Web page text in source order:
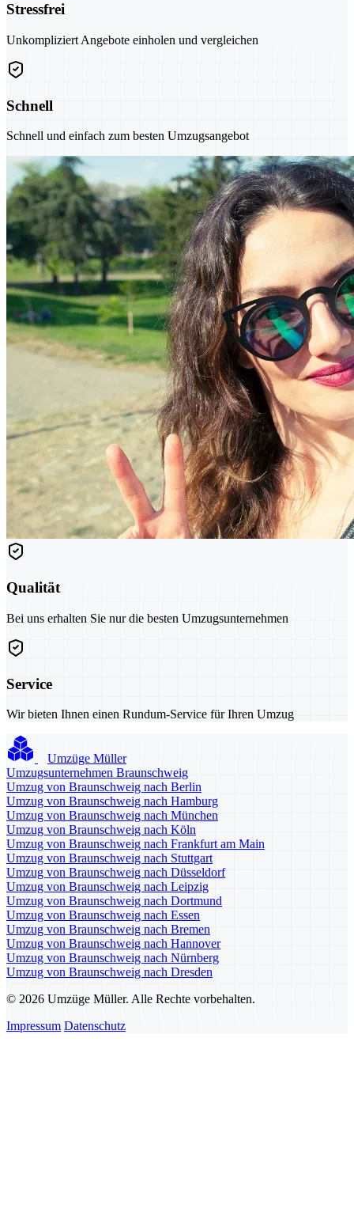
Stressfrei
Unkompliziert Angebote einholen und vergleichen
Schnell
Schnell und einfach zum besten Umzugsangebot
Qualität
Bei uns erhalten Sie nur die besten Umzugsunternehmen
Service
Wir bieten Ihnen einen Rundum-Service für Ihren Umzug
Umzüge Müller
Umzugsunternehmen Braunschweig
Umzug von Braunschweig nach Berlin
Umzug von Braunschweig nach Hamburg
Umzug von Braunschweig nach München
Umzug von Braunschweig nach Köln
Umzug von Braunschweig nach Frankfurt am Main
Umzug von Braunschweig nach Stuttgart
Umzug von Braunschweig nach Düsseldorf
Umzug von Braunschweig nach Leipzig
Umzug von Braunschweig nach Dortmund
Umzug von Braunschweig nach Essen
Umzug von Braunschweig nach Bremen
Umzug von Braunschweig nach Hannover
Umzug von Braunschweig nach Nürnberg
Umzug von Braunschweig nach Dresden
© 2026 Umzüge Müller. Alle Rechte vorbehalten.
Impressum Datenschutz